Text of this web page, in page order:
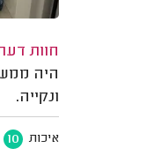
חוות
היה
ונקייה.
איכות 10